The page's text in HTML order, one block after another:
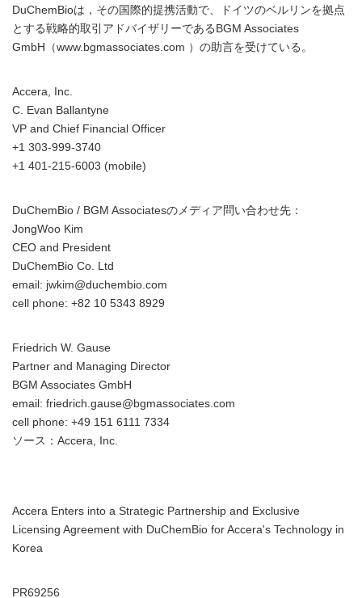
DuChemBioは，その国際的提携活動で、ドイツのベルリンを拠点
とする戦略的取引アドバイザリーであるBGM Associates
GmbH（www.bgmassociates.com ）の助言を受けている。
Accera, Inc.
C. Evan Ballantyne
VP and Chief Financial Officer
+1 303-999-3740
+1 401-215-6003 (mobile)
DuChemBio / BGM Associatesのメディア問い合わせ先：
JongWoo Kim
CEO and President
DuChemBio Co. Ltd
email: jwkim@duchembio.com
cell phone: +82 10 5343 8929
Friedrich W. Gause
Partner and Managing Director
BGM Associates GmbH
email: friedrich.gause@bgmassociates.com
cell phone: +49 151 6111 7334
ソース：Accera, Inc.
Accera Enters into a Strategic Partnership and Exclusive
Licensing Agreement with DuChemBio for Accera's Technology in
Korea
PR69256